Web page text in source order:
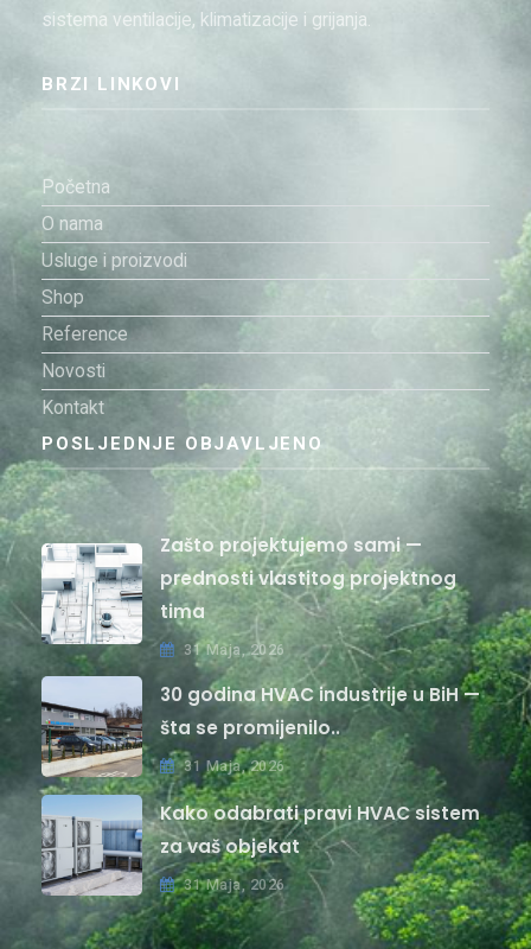
sistema ventilacije, klimatizacije i grijanja.
BRZI LINKOVI
Početna
O nama
Usluge i proizvodi
Shop
Reference
Novosti
Kontakt
POSLJEDNJE OBJAVLJENO
Zašto projektujemo sami —
prednosti vlastitog projektnog
tima
31 Maja, 2026
30 godina HVAC industrije u BiH —
šta se promijenilo..
31 Maja, 2026
Kako odabrati pravi HVAC sistem
za vaš objekat
31 Maja, 2026